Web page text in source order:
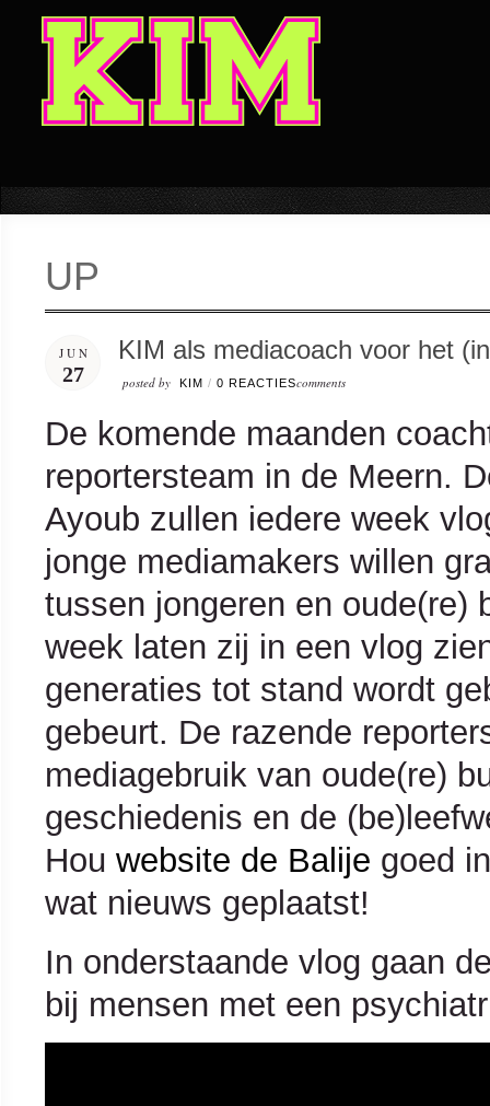
UP
JUN
27
KIM als mediacoach voor het
posted by KIM / 0 REACTIEScomments
De komende maanden
reportersteam in de Meern.
Ayoub zullen iedere week
jonge mediamakers willen
tussen jongeren en oude(re)
week laten zij in een vlog
generaties tot stand wordt
gebeurt. De razende
mediagebruik van oude(re)
geschiedenis en de
Hou website de Balije goed
wat nieuws geplaatst!
In onderstaande vlog gaan
bij mensen met een